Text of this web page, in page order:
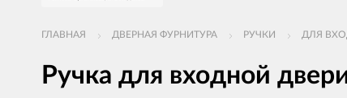
ГЛАВНАЯ ДВЕРНАЯ ФУРНИТУРА РУЧКИ ДЛЯ
Ручка для входной